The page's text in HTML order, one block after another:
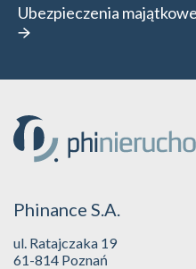
Ubezpieczenia majątkowe
Phinance S.A.
ul. Ratajczaka 19
61-814 Poznań